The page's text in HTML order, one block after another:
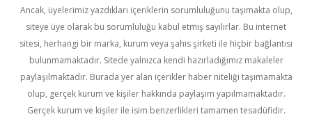
Ancak, üyelerimiz yazdıkları içeriklerin sorumluluğunu taşımakta olup,
siteye üye olarak bu sorumluluğu kabul etmiş sayılırlar. Bu internet
sitesi, herhangi bir marka, kurum veya şahıs şirketi ile hiçbir bağlantısı
bulunmamaktadır. Sitede yalnızca kendi hazırladığımız makaleler
paylaşılmaktadır. Burada yer alan içerikler haber niteliği taşımamakta
olup, gerçek kurum ve kişiler hakkında paylaşım yapılmamaktadır.
Gerçek kurum ve kişiler ile isim benzerlikleri tamamen tesadüfidir.